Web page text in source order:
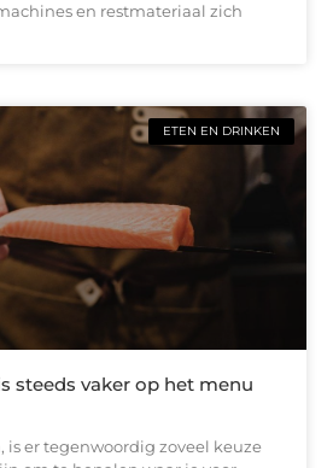
en restmateriaal zich
ETEN EN DRINKEN
steeds vaker op het menu
is er tegenwoordig zoveel keuze